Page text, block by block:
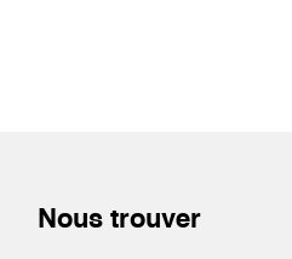
Nous trouver